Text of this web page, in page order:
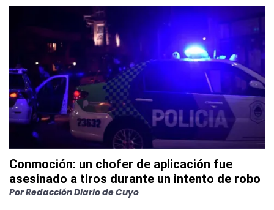
Conmoción: un chofer de aplicación fue
asesinado a tiros durante un intento de robo
Por Redacción Diario de Cuyo